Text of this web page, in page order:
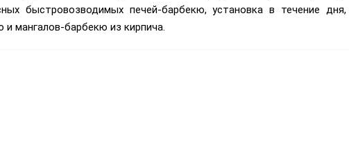
быстровозводимых печей-барбекю, установка в течение
и мангалов-барбекю из кирпича.